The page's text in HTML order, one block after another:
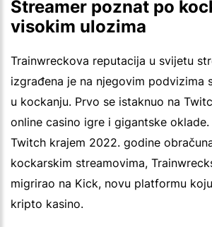
Streamer poznat po
visokim ulozima
Trainwreckova reputacija u svijetu
izgrađena je na njegovim podvizima
u kockanju. Prvo se istaknuo na
online casino igre i gigantske
Twitch krajem 2022. godine
kockarskim streamovima,
migrirao na Kick, novu platformu
kripto kasino.